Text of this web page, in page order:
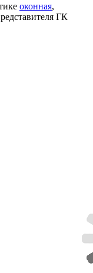
оконная,
ГК